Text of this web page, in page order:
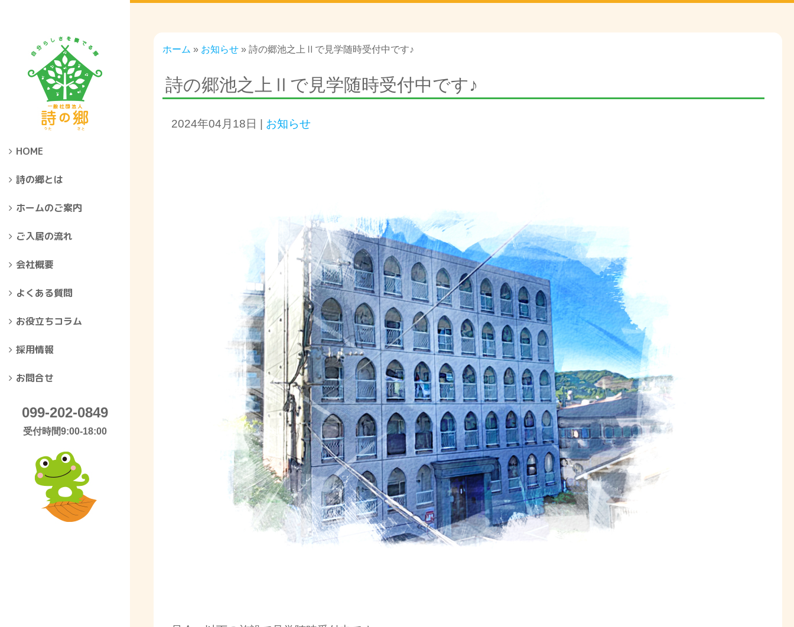
HOME
詩の郷とは
ホームのご案内
ご入居の流れ
会社概要
よくある質問
お役立ちコラム
採用情報
お問合せ
099-202-0849
受付時間9:00-18:00
ホーム » お知らせ » 詩の郷池之上Ⅱで見学随時受付中です♪
詩の郷池之上Ⅱで見学随時受付中です♪
2024年04月18日 お知らせ